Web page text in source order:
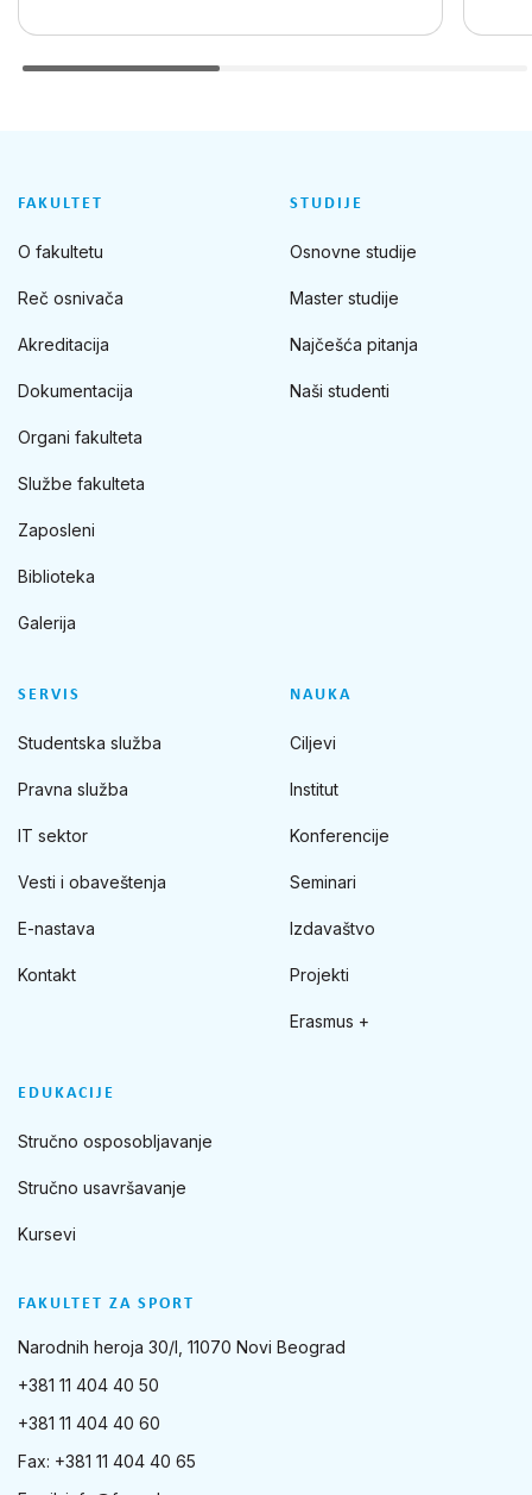
FAKULTET ZA SPORT
Narodnih heroja 30/I, 11070 Novi Beograd
+381 11 404 40 50
+381 11 404 40 60
Fax: +381 11 404 40 65
FAKULTET
O fakultetu
Reč osnivača
Akreditacija
Dokumentacija
Organi fakulteta
Službe fakulteta
Zaposleni
Biblioteka
Galerija
STUDIJE
Osnovne studije
Master studije
Najčešća pitanja
Naši studenti
SERVIS
Studentska služba
Pravna služba
IT sektor
Vesti i obaveštenja
E-nastava
Kontakt
NAUKA
Ciljevi
Institut
Konferencije
Seminari
Izdavaštvo
Projekti
Erasmus +
EDUKACIJE
Stručno osposobljavanje
Stručno usavršavanje
Kursevi